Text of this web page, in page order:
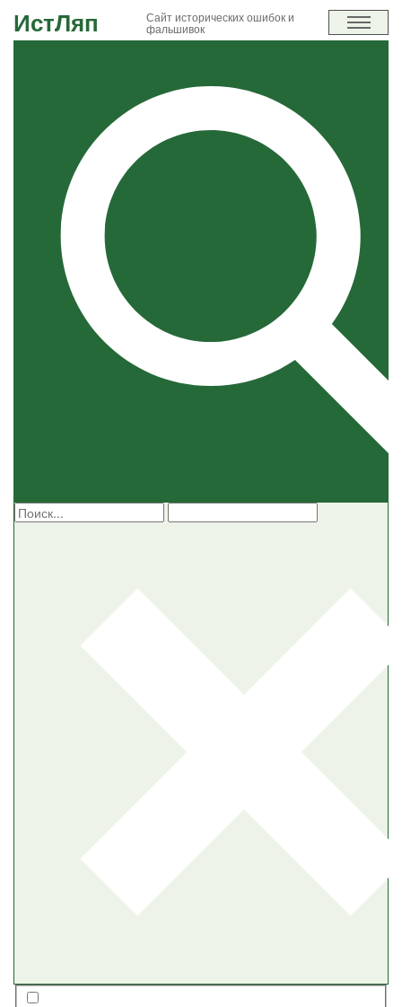
ИстЛяп Сайт исторических ошибок и
фальшивок